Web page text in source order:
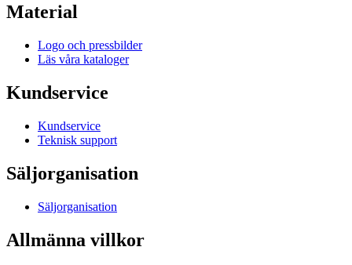
Material
Logo och pressbilder
Läs våra kataloger
Kundservice
Kundservice
Teknisk support
Säljorganisation
Säljorganisation
Allmänna villkor